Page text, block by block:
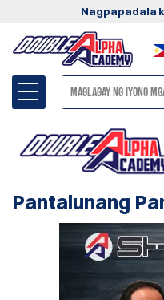
Nagpapadala
Pantalunang